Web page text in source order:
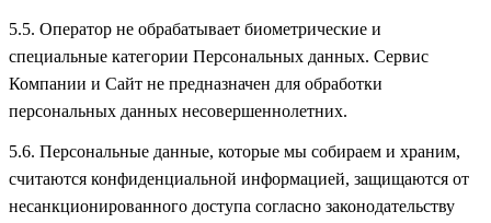
5.5. Оператор не обрабатывает биометрические и
специальные категории Персональных данных. Сервис
Компании и Сайт не предназначен для обработки
персональных данных несовершеннолетних.
5.6. Персональные данные, которые мы собираем и храним,
считаются конфиденциальной информацией, защищаются от
несанкционированного доступа согласно законодательству